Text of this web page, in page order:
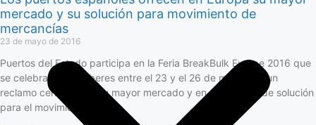
mercado y su solución para movimiento de
mercancías
23 de mayo de 2016
Puertos del Estado participa en la Feria BreakBulk Europe 2016 que
se celebrará en Amberes entre el 23 y el 26 de mayo con un
reclamo centrado en su mayor mercado y en capacidad de solución
para el movimiento de